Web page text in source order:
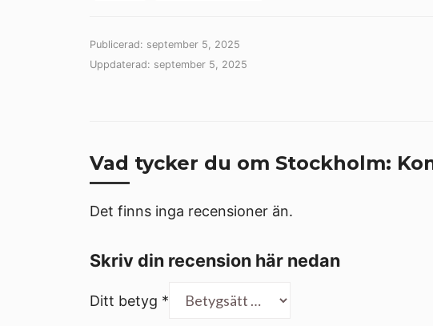
Publicerad: september 5, 2025
Uppdaterad: september 5, 2025
Vad tycker du om Stockholm:
Det finns inga recensioner än.
Skriv din recension här nedan
Ditt betyg *